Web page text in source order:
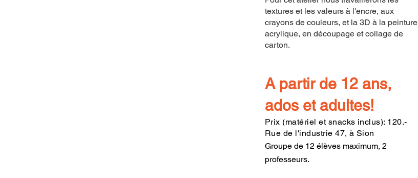
textures et les valeurs à l'encre, aux
crayons de couleurs, et la 3D à la peinture
acrylique, en découpage et collage de
carton.
A partir de 12 ans,
ados et adultes!
Prix (matériel et snacks inclus): 120.-
Rue de l'industrie 47, à Sion
Groupe de 12 élèves maximum, 2
professeurs.